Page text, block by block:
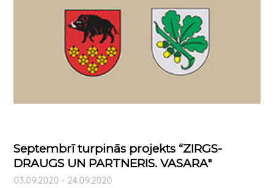
Septembrī turpinās projekts “ZIRGS-
DRAUGS UN PARTNERIS. VASARA"
03.09.2020 - 24.09.2020